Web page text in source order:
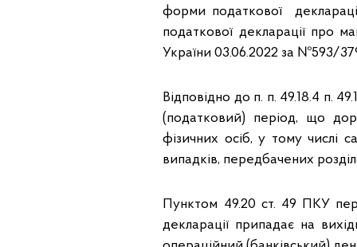
форми податкової
податкової декларації про
України 03.06.2022 за №593/
Відповідно до п. п. 49.18.4 п.
(податковий) період, що
фізичних осіб, у тому числі
випадків, передбачених
Пунктом 49.20 ст. 49 ПКУ
декларації припадає на